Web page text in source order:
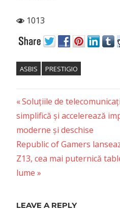
1013
ASBIS PRESTIGIO
Post
navigation
Previous
Post:
Soluțiile de
simplifică și accelerează
moderne și deschise
Next
Post:
Republic of Gamers
Z13, cea mai puternică
lume
LEAVE A REPLY